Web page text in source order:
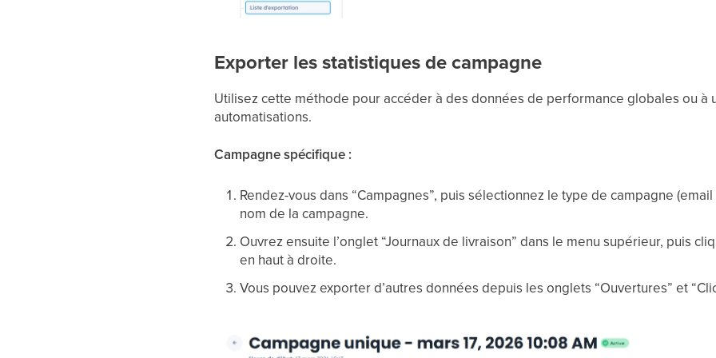
Exporter les statistiques de campagne
Utilisez cette méthode pour accéder à des données de performance globales ou à
automatisations.
Campagne spécifique :
Rendez-vous dans “Campagnes”, puis sélectionnez le type de campagne
nom de la campagne.
Ouvrez ensuite l’onglet “Journaux de livraison” dans le menu supérieur, puis
en haut à droite.
Vous pouvez exporter d’autres données depuis les onglets “Ouvertures” et